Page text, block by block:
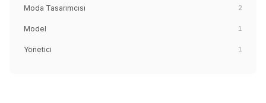
Moda Tasarımcısı 2
Model 1
Yönetici 1